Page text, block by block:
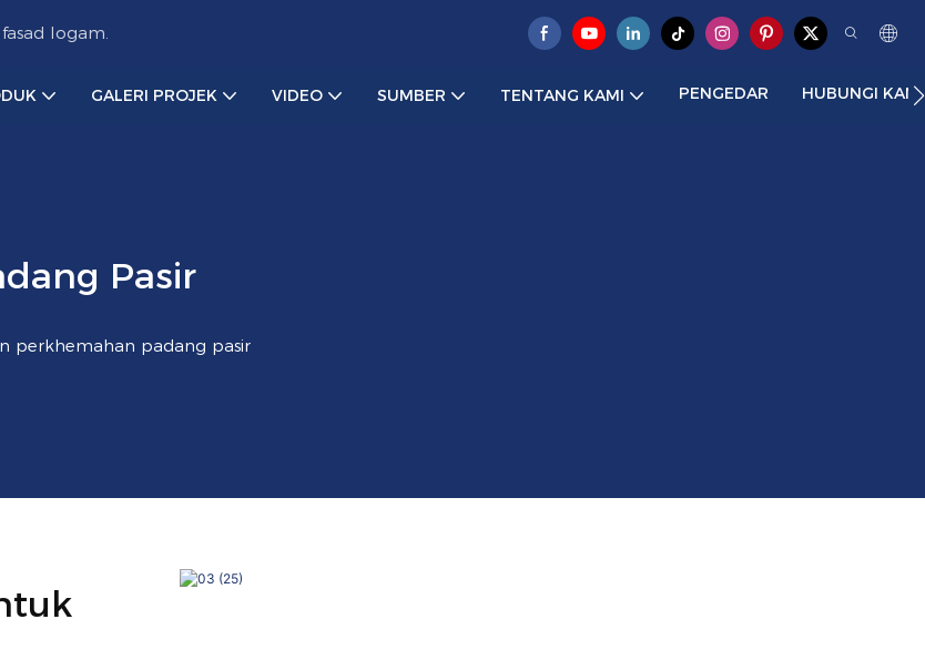
logam.
GALERI PROJEK VIDEO SUMBER TENTANG KAMI PENGEDAR HUBUNGI KAMI
Pasir
perkhemahan padang pasir